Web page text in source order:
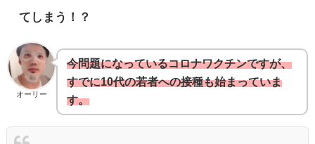
てしまう！？
オーリー
今問題になっているコロナワクチンですが、
すでに10代の若者への接種も始まっていま
す。